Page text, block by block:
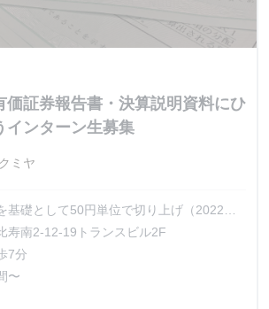
価証券報告書・決算説明資料にひ
インターン生募集
ミヤ
基礎として50円単位で切り上げ（2022年
時）
寿南2-12-19トランスビル2F
7分
〜